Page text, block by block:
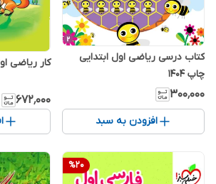
کتاب درسی ریاضی اول ابتدایی
چاپ 1404
۳۰۰٬۰۰۰
افزودن به سبد
کار ریاضی
۶۷۲٬۰۰۰
%20